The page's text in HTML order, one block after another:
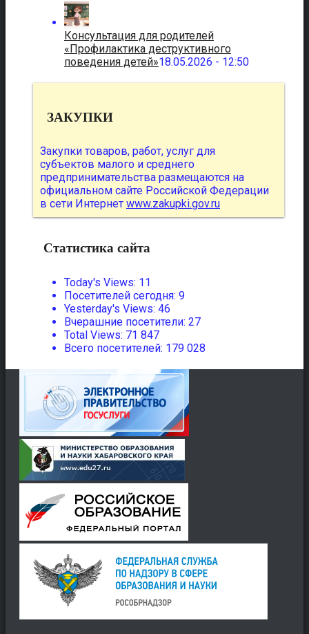
Консультация для родителей
«Профилактика деструктивного
поведения детей»18.05.2026 - 12:50
ЗАКУПКИ
Закупки товаров, работ, услуг для
субъектов малого и среднего
предпринимательства размещаются на
официальном сайте Российской Федерации
в сети Интернет www.zakupki.gov.ru
Статистика сайта
Today's Views: 11
Посетителей сегодня: 9
Yesterday's Views: 46
Вчерашние посетители: 27
Total Views: 71 847
Всего посетителей: 179 028